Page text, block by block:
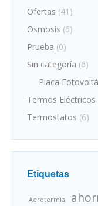
Ofertas (41)
Osmosis (6)
Prueba (0)
Sin categoría (6)
Placa
Termos Eléctricos
Termostatos (6)
Etiquetas
Aerotermia